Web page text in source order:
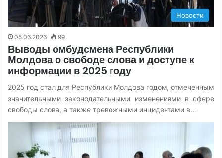
Новости
05.06.2026 99
Выводы омбудсмена Республики
Молдова о свободе слова и доступе к
информации в 2025 году
2025 год стал для Республики Молдова годом, отмеченным
значительными законодательными изменениями в сфере
свободы слова, а также тревожными инцидентами в…